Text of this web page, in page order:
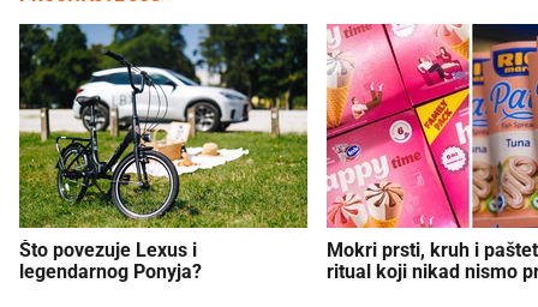
Što povezuje Lexus i
legendarnog Ponyja?
Mokri prsti, kruh i
ritual koji nikad nismo